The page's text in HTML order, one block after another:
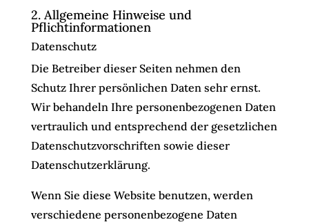
2. Allgemeine Hinweise und
Pflichtinformationen
Datenschutz
Die Betreiber dieser Seiten nehmen den
Schutz Ihrer persönlichen Daten sehr ernst.
Wir behandeln Ihre personenbezogenen Daten
vertraulich und entsprechend der gesetzlichen
Datenschutzvorschriften sowie dieser
Datenschutzerklärung.
Wenn Sie diese Website benutzen, werden
verschiedene personenbezogene Daten